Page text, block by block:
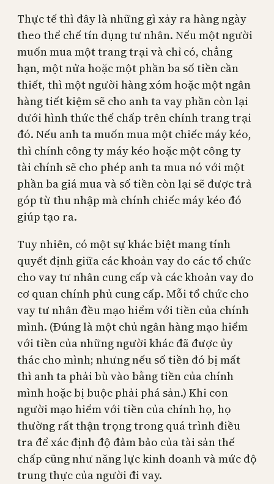
Thực tế thì đây là những gì xảy ra hàng ngày
theo thể chế tín dụng tư nhân. Nếu một người
muốn mua một trang trại và chỉ có, chẳng
hạn, một nửa hoặc một phần ba số tiền cần
thiết, thì một người hàng xóm hoặc một ngân
hàng tiết kiệm sẽ cho anh ta vay phần còn lại
dưới hình thức thế chấp trên chính trang trại
đó. Nếu anh ta muốn mua một chiếc máy kéo,
thì chính công ty máy kéo hoặc một công ty
tài chính sẽ cho phép anh ta mua nó với một
phần ba giá mua và số tiền còn lại sẽ được trả
góp từ thu nhập mà chính chiếc máy kéo đó
giúp tạo ra.
Tuy nhiên, có một sự khác biệt mang tính
quyết định giữa các khoản vay do các tổ chức
cho vay tư nhân cung cấp và các khoản vay do
cơ quan chính phủ cung cấp. Mỗi tổ chức cho
vay tư nhân đều mạo hiểm với tiền của chính
mình. (Đúng là một chủ ngân hàng mạo hiểm
với tiền của những người khác đã được ủy
thác cho mình; nhưng nếu số tiền đó bị mất
thì anh ta phải bù vào bằng tiền của chính
mình hoặc bị buộc phải phá sản.) Khi con
người mạo hiểm với tiền của chính họ, họ
thường rất thận trọng trong quá trình điều
tra để xác định độ đảm bảo của tài sản thế
chấp cũng như năng lực kinh doanh và mức độ
trung thực của người đi vay.